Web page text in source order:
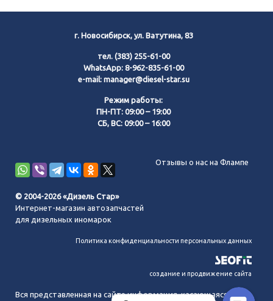
г. Новосибирск, ул. Ватутина, 83
тел. (383) 255-61-00
WhatsApp: 8-962-835-61-00
e-mail: manager@diesel-star.su
Режим работы:
ПН-ПТ: 09:00 – 19:00
СБ, ВС: 09:00 – 16:00
Отзывы о нас на Флампе
© 2004-2026 «Дизель Стар»
Интернет-магазин автозапчастей
для дизельных иномарок
Политика конфиденциальности персональных данных
создание и продвижение сайта
Вся представленная на сайте информация, касающаяся